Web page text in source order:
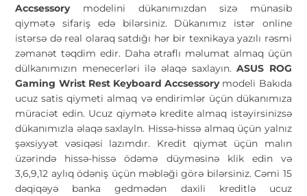
Accsessory modelini dükanımızdan sizə münasib
qiymətə sifariş edə bilərsiniz. Dükanımız istər online
istərsə də real olaraq satdığı hər bir texnikaya yazılı rəsmi
zəmanət təqdim edir. Daha ətraflı məlumat almaq üçün
dülkanımızın menecerləri ilə əlaqə saxlayın.ASUS ROG
Gaming Wrist Rest Keyboard Accsessorymodeli Bakıda
ucuz satis qiymeti almaq və endirimlər üçün dükanımıza
müraciət edin. Ucuz qiymətə kredite almaq istəyirsinizsə
dükanımızla əlaqə saxlayln. Hissə-hissə almaq üçün yalnız
şəxsiyyət vəsiqəsi lazımdır. Kredit qiymət üçün malın
üzərində hissə-hissə ödəmə düyməsinə klik edin və
3,6,9,12 aylıq ödəniş üçün məbləği görə bilərsiniz. Cəmi 15
dəqiqəyə banka gedmədən daxili kreditlə ucuz